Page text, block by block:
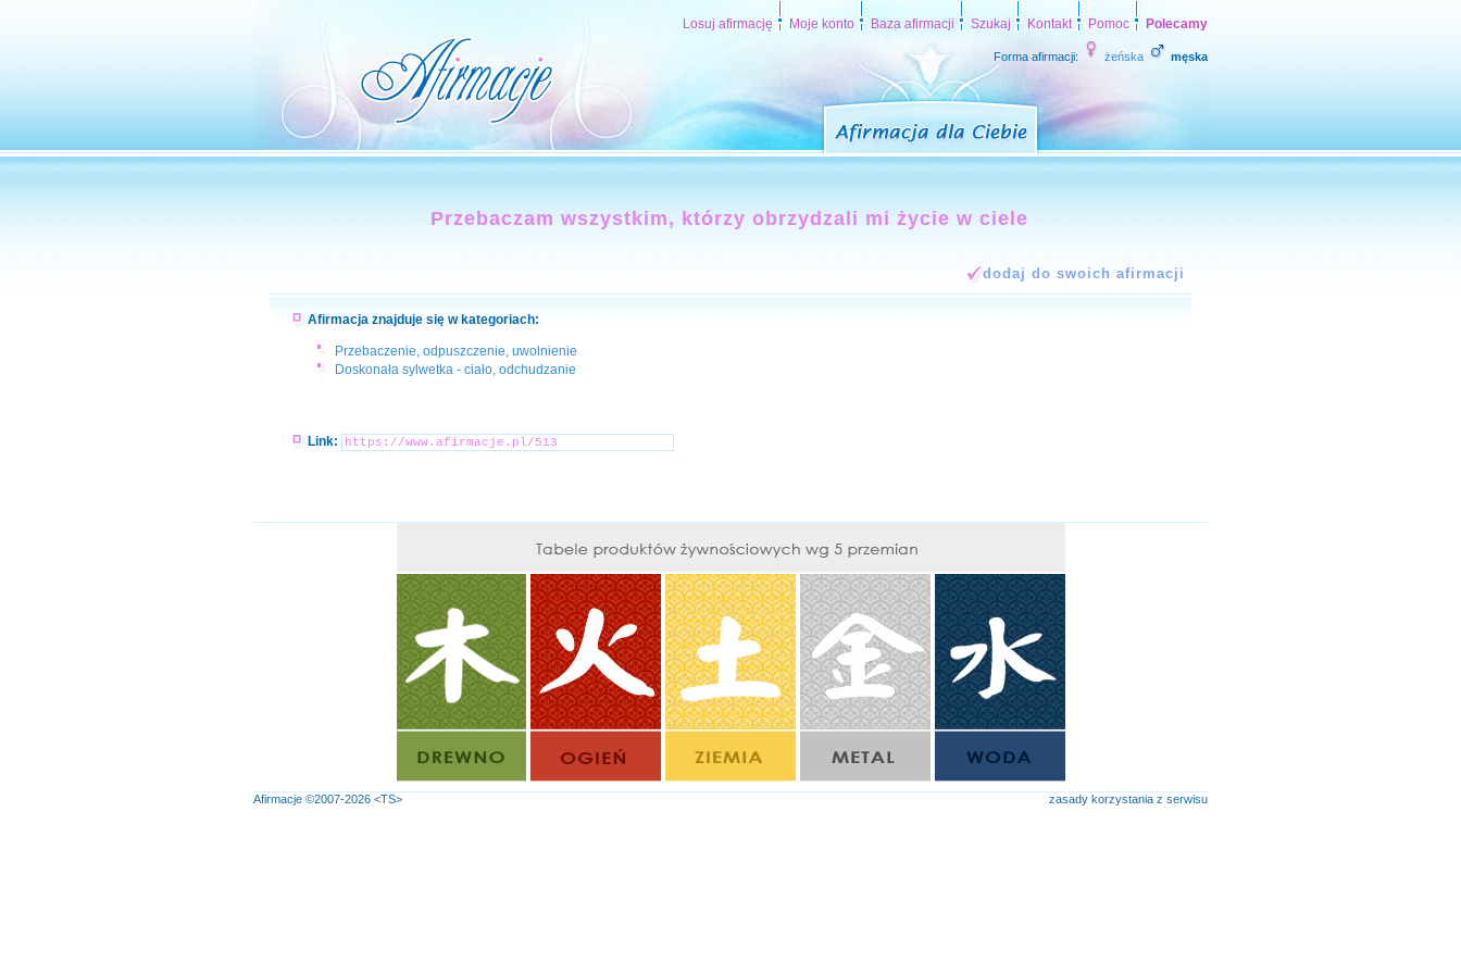
Losuj afirmację Moje konto Baza afirmacji Szukaj Kontakt Pomoc Polecamy
Forma afirmacji: żeńska męska
Przebaczam wszystkim, którzy obrzydzali mi życie w ciele
Afirmacja znajduje się w kategoriach:
Przebaczenie, odpuszczenie, uwolnienie
Doskonała sylwetka - ciało, odchudzanie
Link:
Afirmacje ©2007-2026 <TS> zasady korzystania z serwisu